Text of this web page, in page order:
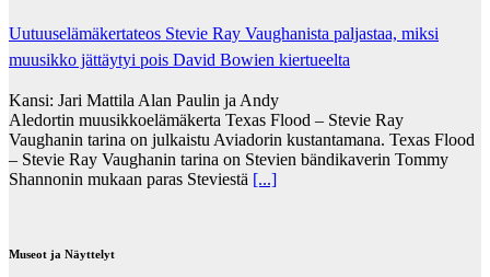
Uutuuselämäkertateos Stevie Ray Vaughanista paljastaa, miksi
muusikko jättäytyi pois David Bowien kiertueelta
Kansi: Jari Mattila Alan Paulin ja Andy
Aledortin muusikkoelämäkerta Texas Flood – Stevie Ray
Vaughanin tarina on julkaistu Aviadorin kustantamana. Texas Flood
– Stevie Ray Vaughanin tarina on Stevien bändikaverin Tommy
Shannonin mukaan paras Steviestä [...]
Museot ja Näyttelyt